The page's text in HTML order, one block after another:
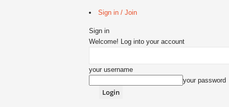
Sign in / Join
Sign in
Welcome! Log into your account
your username
your password